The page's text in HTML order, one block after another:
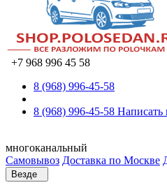
+7 968 996 45 58
8 (968) 996-45-58
8 (968) 996-45-58 Написать
многоканальный
Самовывоз Доставка по Москве
Везде